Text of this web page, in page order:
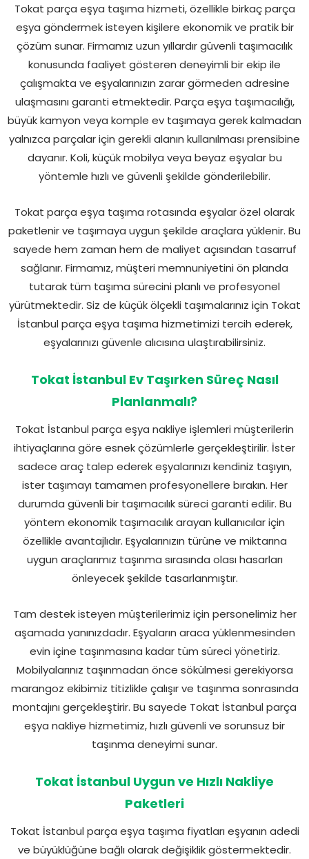
Tokat parça eşya taşıma hizmeti, özellikle birkaç parça
eşya göndermek isteyen kişilere ekonomik ve pratik bir
çözüm sunar. Firmamız uzun yıllardır güvenli taşımacılık
konusunda faaliyet gösteren deneyimli bir ekip ile
çalışmakta ve eşyalarınızın zarar görmeden adresine
ulaşmasını garanti etmektedir. Parça eşya taşımacılığı,
büyük kamyon veya komple ev taşımaya gerek kalmadan
yalnızca parçalar için gerekli alanın kullanılması prensibine
dayanır. Koli, küçük mobilya veya beyaz eşyalar bu
yöntemle hızlı ve güvenli şekilde gönderilebilir.
Tokat parça eşya taşıma rotasında eşyalar özel olarak
paketlenir ve taşımaya uygun şekilde araçlara yüklenir. Bu
sayede hem zaman hem de maliyet açısından tasarruf
sağlanır. Firmamız, müşteri memnuniyetini ön planda
tutarak tüm taşıma sürecini planlı ve profesyonel
yürütmektedir. Siz de küçük ölçekli taşımalarınız için Tokat
İstanbul parça eşya taşıma hizmetimizi tercih ederek,
eşyalarınızı güvenle alıcısına ulaştırabilirsiniz.
Tokat İstanbul Ev Taşırken Süreç Nasıl
Planlanmalı?
Tokat İstanbul parça eşya nakliye işlemleri müşterilerin
ihtiyaçlarına göre esnek çözümlerle gerçekleştirilir. İster
sadece araç talep ederek eşyalarınızı kendiniz taşıyın,
ister taşımayı tamamen profesyonellere bırakın. Her
durumda güvenli bir taşımacılık süreci garanti edilir. Bu
yöntem ekonomik taşımacılık arayan kullanıcılar için
özellikle avantajlıdır. Eşyalarınızın türüne ve miktarına
uygun araçlarımız taşınma sırasında olası hasarları
önleyecek şekilde tasarlanmıştır.
Tam destek isteyen müşterilerimiz için personelimiz her
aşamada yanınızdadır. Eşyaların araca yüklenmesinden
evin içine taşınmasına kadar tüm süreci yönetiriz.
Mobilyalarınız taşınmadan önce sökülmesi gerekiyorsa
marangoz ekibimiz titizlikle çalışır ve taşınma sonrasında
montajını gerçekleştirir. Bu sayede Tokat İstanbul parça
eşya nakliye hizmetimiz, hızlı güvenli ve sorunsuz bir
taşınma deneyimi sunar.
Tokat İstanbul Uygun ve Hızlı Nakliye
Paketleri
Tokat İstanbul parça eşya taşıma fiyatları eşyanın adedi
ve büyüklüğüne bağlı olarak değişiklik göstermektedir.